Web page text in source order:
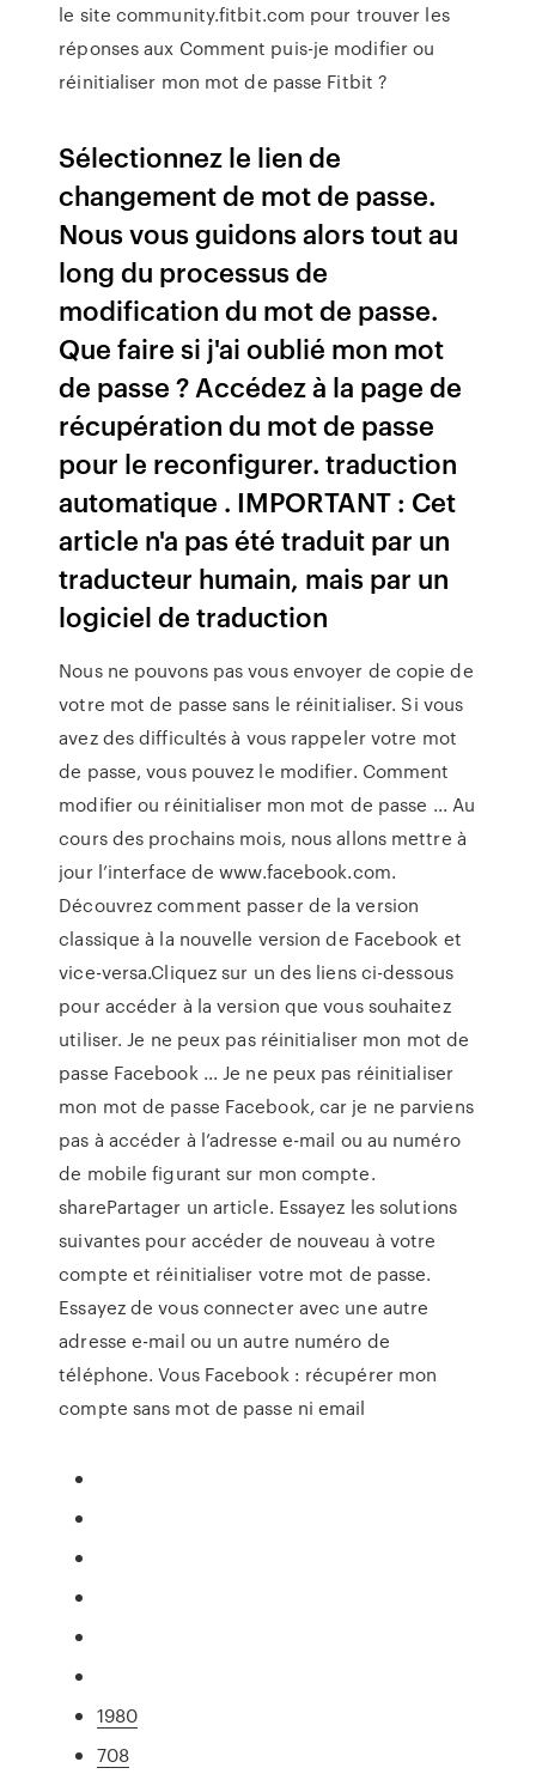
le site community.fitbit.com pour trouver les
réponses aux Comment puis-je modifier ou
réinitialiser mon mot de passe Fitbit ?
Sélectionnez le lien de
changement de mot de passe.
Nous vous guidons alors tout au
long du processus de
modification du mot de passe.
Que faire si j'ai oublié mon mot
de passe ? Accédez à la page de
récupération du mot de passe
pour le reconfigurer. traduction
automatique . IMPORTANT : Cet
article n'a pas été traduit par un
traducteur humain, mais par un
logiciel de traduction
Nous ne pouvons pas vous envoyer de copie de
votre mot de passe sans le réinitialiser. Si vous
avez des difficultés à vous rappeler votre mot
de passe, vous pouvez le modifier. Comment
modifier ou réinitialiser mon mot de passe ... Au
cours des prochains mois, nous allons mettre à
jour l’interface de www.facebook.com.
Découvrez comment passer de la version
classique à la nouvelle version de Facebook et
vice-versa.Cliquez sur un des liens ci-dessous
pour accéder à la version que vous souhaitez
utiliser. Je ne peux pas réinitialiser mon mot de
passe Facebook ... Je ne peux pas réinitialiser
mon mot de passe Facebook, car je ne parviens
pas à accéder à l’adresse e-mail ou au numéro
de mobile figurant sur mon compte.
sharePartager un article. Essayez les solutions
suivantes pour accéder de nouveau à votre
compte et réinitialiser votre mot de passe.
Essayez de vous connecter avec une autre
adresse e-mail ou un autre numéro de
téléphone. Vous Facebook : récupérer mon
compte sans mot de passe ni email
1980
708